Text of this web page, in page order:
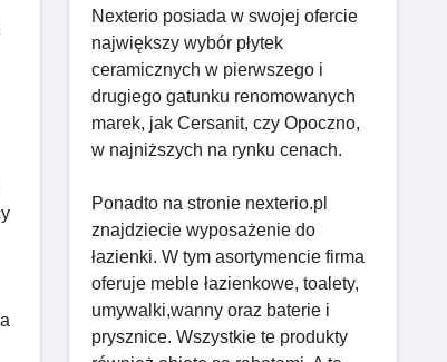
Nexterio posiada w swojej ofercie
największy wybór płytek
ceramicznych w pierwszego i
drugiego gatunku renomowanych
marek, jak Cersanit, czy Opoczno,
w najniższych na rynku cenach.
Ponadto na stronie nexterio.pl
znajdziecie wyposażenie do
łazienki. W tym asortymencie firma
oferuje meble łazienkowe, toalety,
umywalki,wanny oraz baterie i
prysznice. Wszystkie te produkty